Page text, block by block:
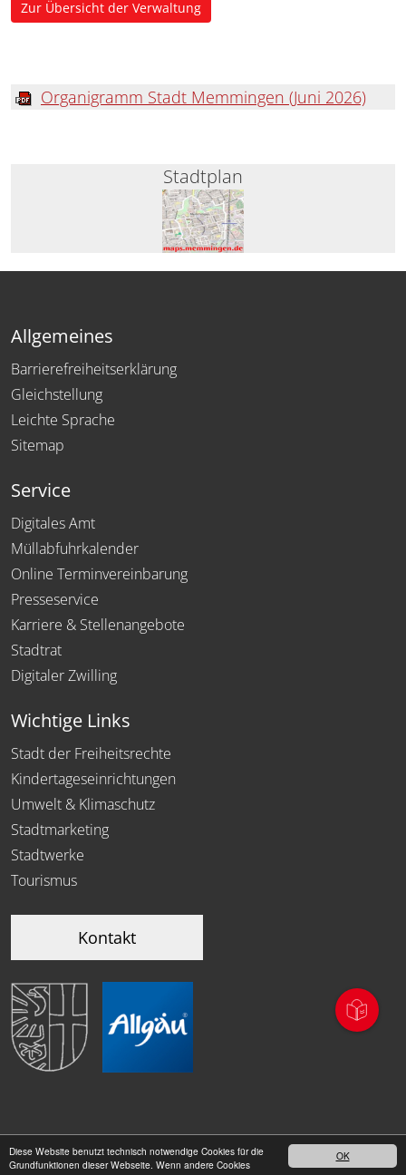
OK
Diese Website benutzt technisch notwendige Cookies für die
Grundfunktionen dieser Webseite. Wenn andere Cookies
Zur Übersicht der Verwaltung
Organigramm Stadt Memmingen (Juni 2026)
Stadtplan
Allgemeines
Barrierefreiheitserklärung
Gleichstellung
Leichte Sprache
Sitemap
Service
Digitales Amt
Müllabfuhrkalender
Online Terminvereinbarung
Presseservice
Karriere & Stellenangebote
Stadtrat
Digitaler Zwilling
Wichtige Links
Stadt der Freiheitsrechte
Kindertageseinrichtungen
Umwelt & Klimaschutz
Stadtmarketing
Stadtwerke
Tourismus
Kontakt
Datenschutz|Impressum